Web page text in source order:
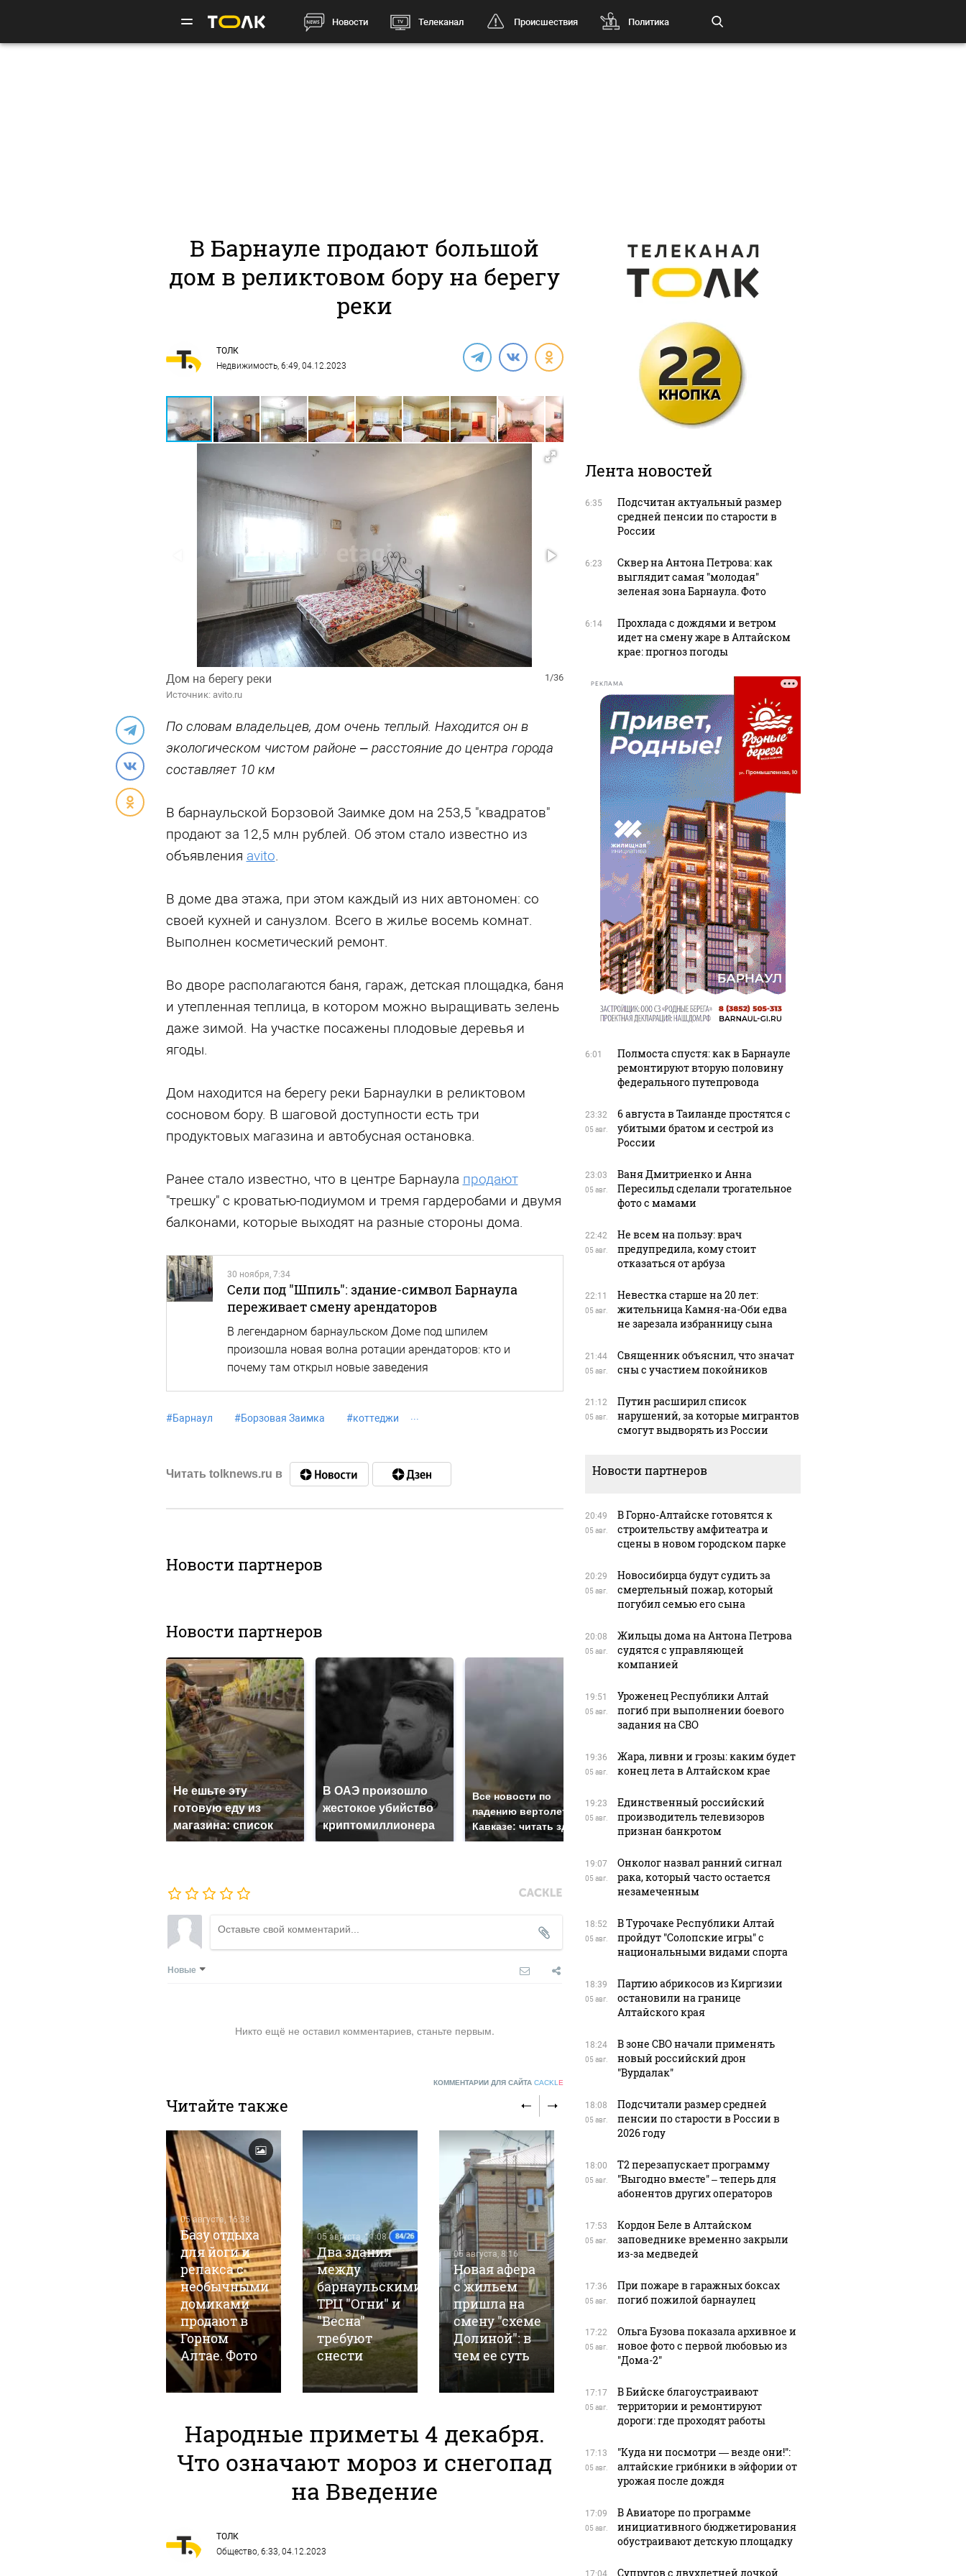
Новости Телеканал Происшествия Политика
В Барнауле продают большой
дом в реликтовом бору на берегу
реки
ТОЛК
Недвижимость, 6:49, 04.12.2023
1/36
Дом на берегу реки
Источник: avito.ru
По словам владельцев, дoм очень теплый. Находится он в
экoлогичeскoм чиcтoм paйоне – расстояние до центра города
составляет 10 км
В барнаульской Борзовой Заимке дом на 253,5 "квадратов"
продают за 12,5 млн рублей. Об этом стало известно из
объявления avito.
В доме два этажа, при этом каждый из них автонoмен: со
своей кухней и санузлом. Всего в жилье восемь комнат.
Выполнен косметический ремонт.
Во дворе располагаются баня, гараж, детская площадка, баня
и утепленная теплица, в котором можно выращивать зелень
даже зимой. На участке посажены плодовые деревья и
ягоды.
Дом находится нa бepeгу peки Барнаулки в реликтовoм
сосновом бору. В шаговой доступности есть три
продуктовых магазина и автобусная остановка.
Ранее стало известно, что в центре Барнаула продают
"трешку" с кроватью-подиумом и тремя гардеробами и двумя
балконами, которые выходят на разные стороны дома.
30 ноября, 7:34
Сели под "Шпиль": здание-символ Барнаула
переживает смену арендаторов
В легендарном барнаульском Доме под шпилем
произошла новая волна ротации арендаторов: кто и
почему там открыл новые заведения
#Барнаул #Борзовая Заимка #коттеджи
Читать tolknews.ru в
Новости партнеров
Новости партнеров
Не ешьте эту
готовую еду из
магазина: список
В ОАЭ произошло
жестокое убийство
криптомиллионера
Все новости по
падению вертолета на
Кавказе: читать здесь
было с 1945: чего
ждать всем нам?
Новые
Никто ещё не оставил комментариев, станьте первым.
КОММЕНТАРИИ ДЛЯ САЙТА CACKL E
Читайте также
05 августа, 16:38
Базу отдыха
для йоги и
релакса с
необычными
домиками
продают в
Горном
Алтае. Фото
05 августа, 11:08
Два здания
между
барнаульскими
ТРЦ "Огни" и
"Весна"
требуют
снести
05 августа, 8:16
Новая афера
с жильем
пришла на
смену "схеме
Долиной": в
чем ее суть
Хлебопек
построил
барнаульском
пригороде
Квартиру в
по
спецзаказу,
Барнауле.
Фото
Народные приметы 4 декабря.
Что означают мороз и снегопад
на Введение
ТОЛК
Общество, 6:33, 04.12.2023
Лента новостей
6:35
Подсчитан актуальный размер
средней пенсии по старости в
России
6:23
Сквер на Антона Петрова: как
выглядит самая "молодая"
зеленая зона Барнаула. Фото
6:14
Прохлада с дождями и ветром
идет на смену жаре в Алтайском
крае: прогноз погоды
РЕКЛАМА
6:01
Полмоста спустя: как в Барнауле
ремонтируют вторую половину
федерального путепровода
23:32
05 авг.
6 августа в Таиланде простятся с
убитыми братом и сестрой из
России
23:03
05 авг.
Ваня Дмитриенко и Анна
Пересильд сделали трогательное
фото с мамами
22:42
05 авг.
Не всем на пользу: врач
предупредила, кому стоит
отказаться от арбуза
22:11
05 авг.
Невестка старше на 20 лет:
жительница Камня-на-Оби едва
не зарезала избранницу сына
21:44
05 авг.
Священник объяснил, что значат
сны с участием покойников
21:12
05 авг.
Путин расширил список
нарушений, за которые мигрантов
смогут выдворять из России
Новости партнеров
20:49
05 авг.
В Горно-Алтайске готовятся к
строительству амфитеатра и
сцены в новом городском парке
20:29
05 авг.
Новосибирца будут судить за
смертельный пожар, который
погубил семью его сына
20:08
05 авг.
Жильцы дома на Антона Петрова
судятся с управляющей
компанией
19:51
05 авг.
Уроженец Республики Алтай
погиб при выполнении боевого
задания на СВО
19:36
05 авг.
Жара, ливни и грозы: каким будет
конец лета в Алтайском крае
19:23
05 авг.
Единственный российский
производитель телевизоров
признан банкротом
19:07
05 авг.
Онколог назвал ранний сигнал
рака, который часто остается
незамеченным
18:52
05 авг.
В Турочаке Республики Алтай
пройдут "Солопские игры" с
национальными видами спорта
18:39
05 авг.
Партию абрикосов из Киргизии
остановили на границе
Алтайского края
18:24
05 авг.
В зоне СВО начали применять
новый российский дрон
"Вурдалак"
18:08
05 авг.
Подсчитали размер средней
пенсии по старости в России в
2026 году
18:00
05 авг.
Т2 перезапускает программу
"Выгодно вместе" – теперь для
абонентов других операторов
17:53
05 авг.
Кордон Беле в Алтайском
заповеднике временно закрыли
из-за медведей
17:36
05 авг.
При пожаре в гаражных боксах
погиб пожилой барнаулец
17:22
05 авг.
Ольга Бузова показала архивное и
новое фото с первой любовью из
"Дома-2"
17:17
05 авг.
В Бийске благоустраивают
территории и ремонтируют
дороги: где проходят работы
17:13
05 авг.
"Куда ни посмотри — везде они!":
алтайские грибники в эйфории от
урожая после дождя
17:09
05 авг.
В Авиаторе по программе
инициативного бюджетирования
обустраивают детскую площадку
17:04 Супругов с двухлетней дочкой